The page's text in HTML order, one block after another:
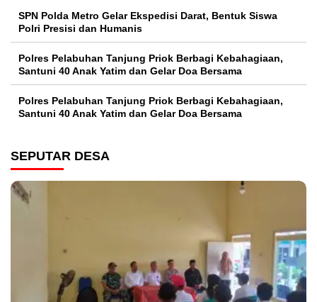
SPN Polda Metro Gelar Ekspedisi Darat, Bentuk Siswa
Polri Presisi dan Humanis
Polres Pelabuhan Tanjung Priok Berbagi Kebahagiaan,
Santuni 40 Anak Yatim dan Gelar Doa Bersama
Polres Pelabuhan Tanjung Priok Berbagi Kebahagiaan,
Santuni 40 Anak Yatim dan Gelar Doa Bersama
SEPUTAR DESA